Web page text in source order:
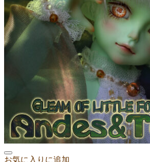
お気に入りに追加